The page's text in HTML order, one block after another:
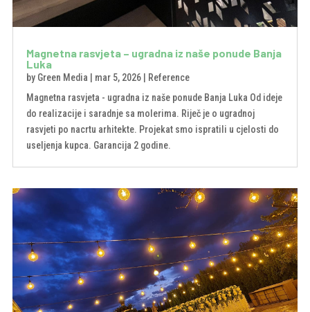
Magnetna rasvjeta – ugradna iz naše ponude Banja
Luka
by Green Media mar 5, 2026|
Reference
Magnetna rasvjeta - ugradna iz naše ponude Banja Luka Od ideje
do realizacije i saradnje sa molerima. Riječ je o ugradnoj
rasvjeti po nacrtu arhitekte. Projekat smo ispratili u cjelosti do
useljenja kupca. Garancija 2 godine.